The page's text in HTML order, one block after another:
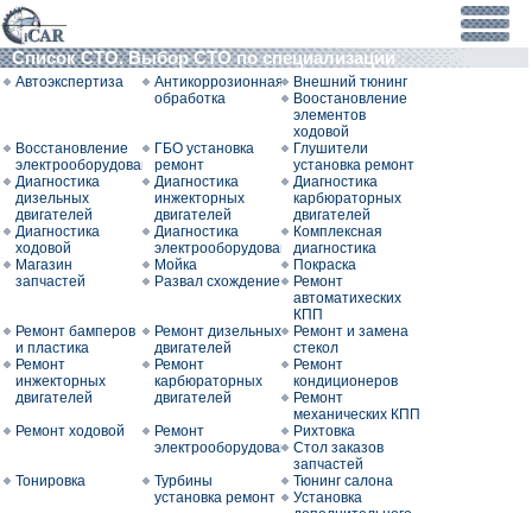
Список СТО. Выбор СТО по специализации
Автоэкспертиза
Антикоррозионная
обработка
Внешний тюнинг
Воостановление
элементов
ходовой
Восстановление
электрооборудования
ГБО установка
ремонт
Глушители
установка ремонт
Диагностика
дизельных
двигателей
Диагностика
инжекторных
двигателей
Диагностика
карбюраторных
двигателей
Диагностика
ходовой
Диагностика
электрооборудования
Комплексная
диагностика
Магазин
запчастей
Мойка
Покраска
Развал схождение
Ремонт
автоматихеских
КПП
Ремонт бамперов
и пластика
Ремонт дизельных
двигателей
Ремонт и замена
стекол
Ремонт
инжекторных
двигателей
Ремонт
карбюраторных
двигателей
Ремонт
кондиционеров
Ремонт
механических КПП
Ремонт ходовой
Ремонт
электрооборудования
Рихтовка
Стол заказов
запчастей
Тонировка
Турбины
установка ремонт
Тюнинг салона
Установка